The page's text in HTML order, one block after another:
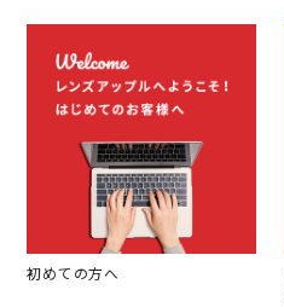
初めての方へ